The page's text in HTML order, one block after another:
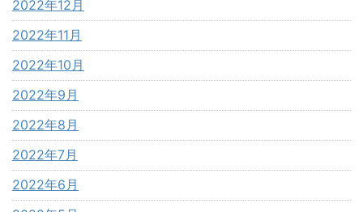
2022年12月
2022年11月
2022年10月
2022年9月
2022年8月
2022年7月
2022年6月